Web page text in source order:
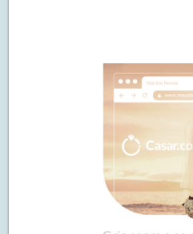
SIDEBAR